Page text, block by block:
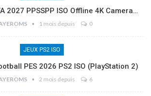
2027 PPSSPP ISO Offline 4K Camera…
1 mois depuis 0
JEUX PS2 ISO
PES 2026 PS2 ISO (PlayStation 2)
2 mois depuis 6